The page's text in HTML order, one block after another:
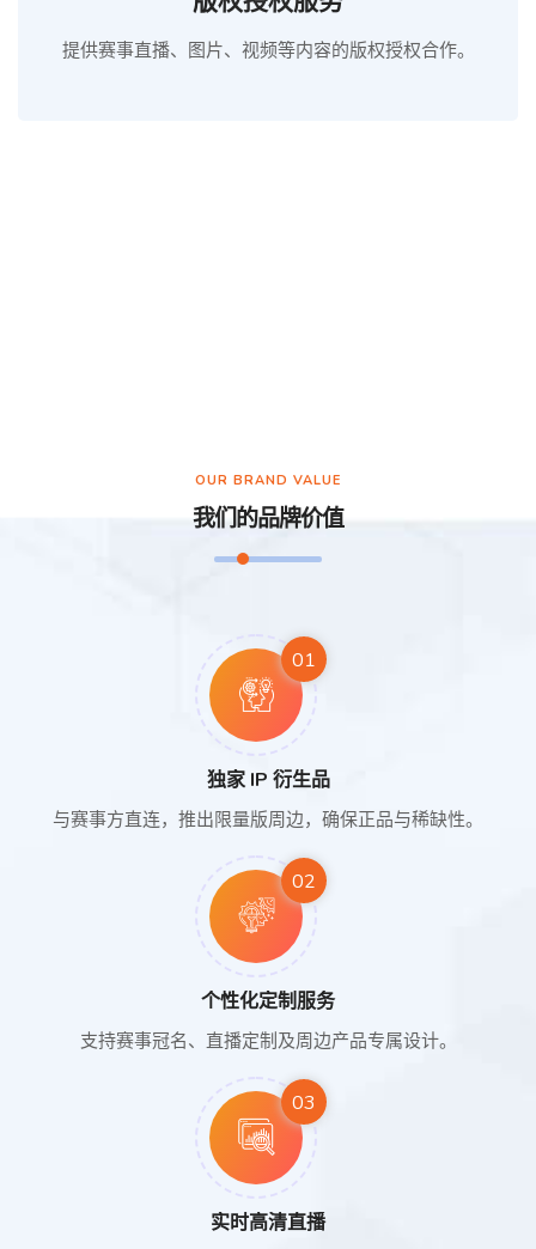
提供赛事直播、图片、视频等内容的版权授权合作。
OUR BRAND VALUE
我们的品牌价值
01
独家 IP 衍生品
与赛事方直连，推出限量版周边，确保正品与稀缺性。
02
个性化定制服务
支持赛事冠名、直播定制及周边产品专属设计。
03
实时高清直播